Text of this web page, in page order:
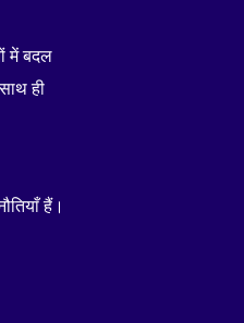
में बदल
ही
हैं।